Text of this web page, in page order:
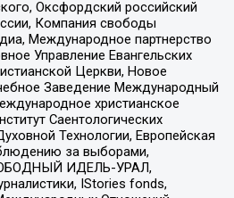
Оксфордский российский
Компания свободы
Международное партнерство
Управление Евангельских
Церкви, Новое
Заведение Международный
христианское
Саентологических
Технологии, Европейская
за выборами,
ИДЕЛЬ-УРАЛ,
IStories fonds,